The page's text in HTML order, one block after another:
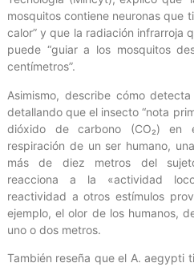
mosquitos contiene neuronas que
calor” y que la radiación infrarroja
puede “guiar a los mosquitos
centímetros”.
Asimismo, describe cómo
detallando que el insecto “nota
dióxido de carbono (CO₂) en
respiración de un ser humano,
más de diez metros del
reacciona a la «actividad
reactividad a otros estímulos
ejemplo, el olor de los humanos,
uno o dos metros.
También reseña que el A. aegypti